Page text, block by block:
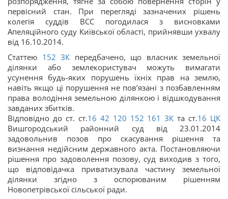
первісний стан. При перегляді зазначених рішень
колегія суддів ВСС погодилася з висновками
Апеляційного суду Київської області, прийнявши ухвалу
від 16.10.2014.
Статтею 152 ЗК передбачено, що власник земельної
ділянки або землекористувач можуть вимагати
усунення будь-яких порушень їхніх прав на землю,
навіть якщо ці порушення не пов’язані з позбавленням
права володіння земельною ділянкою і відшкодування
завданих збитків.
Відповідно до ст. ст.16 42 120 152 161ЗК та ст.16 ЦК
Вишгородський районний суд від 23.01.2014
задовольнив позов про скасування рішення та
визнання недійсним державного акта. Постановляючи
рішення про задоволення позову, суд виходив з того,
що відповідачка приватизувала частину земельної
ділянки згідно з оспорюваним рішенням
Новопетрівської сільської ради.